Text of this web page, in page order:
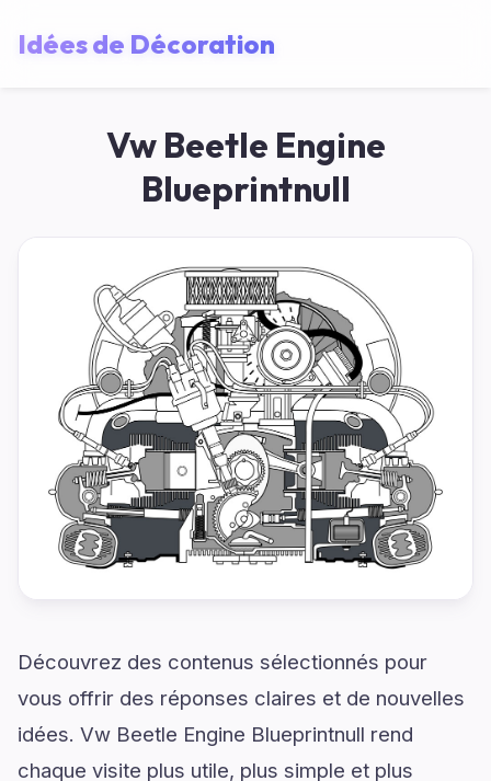
Idées de Décoration
Vw Beetle Engine
Blueprintnull
Découvrez des contenus sélectionnés pour
vous offrir des réponses claires et de nouvelles
idées. Vw Beetle Engine Blueprintnull rend
chaque visite plus utile, plus simple et plus